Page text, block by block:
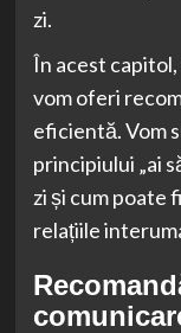
zi.
În acest
vom oferi
eficientă. Vom
principiului „ai
zi și cum poate
relațiile